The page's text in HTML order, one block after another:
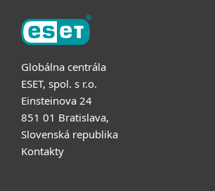
Globálna centrála
ESET, spol. s r.o.
Einsteinova 24
851 01 Bratislava,
Slovenská republika
Kontakty